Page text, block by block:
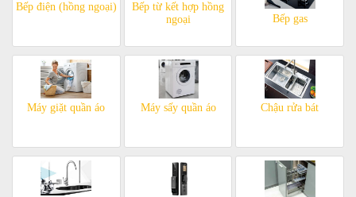
Bếp điện (hồng ngoại)
Bếp từ kết hợp hồng
ngoại
Bếp gas
Máy giặt quần áo Máy sấy quần áo Chậu rửa bát